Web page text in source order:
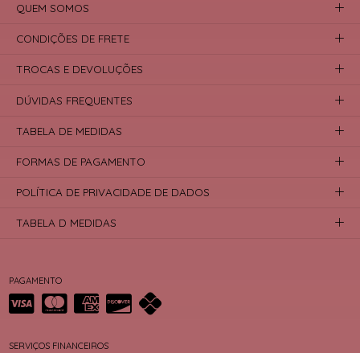
PAGAMENTO
SERVIÇOS FINANCEIROS
QUEM SOMOS
CONDIÇÕES DE FRETE
TROCAS E DEVOLUÇÕES
DÚVIDAS FREQUENTES
TABELA DE MEDIDAS
FORMAS DE PAGAMENTO
POLÍTICA DE PRIVACIDADE DE DADOS
TABELA D MEDIDAS